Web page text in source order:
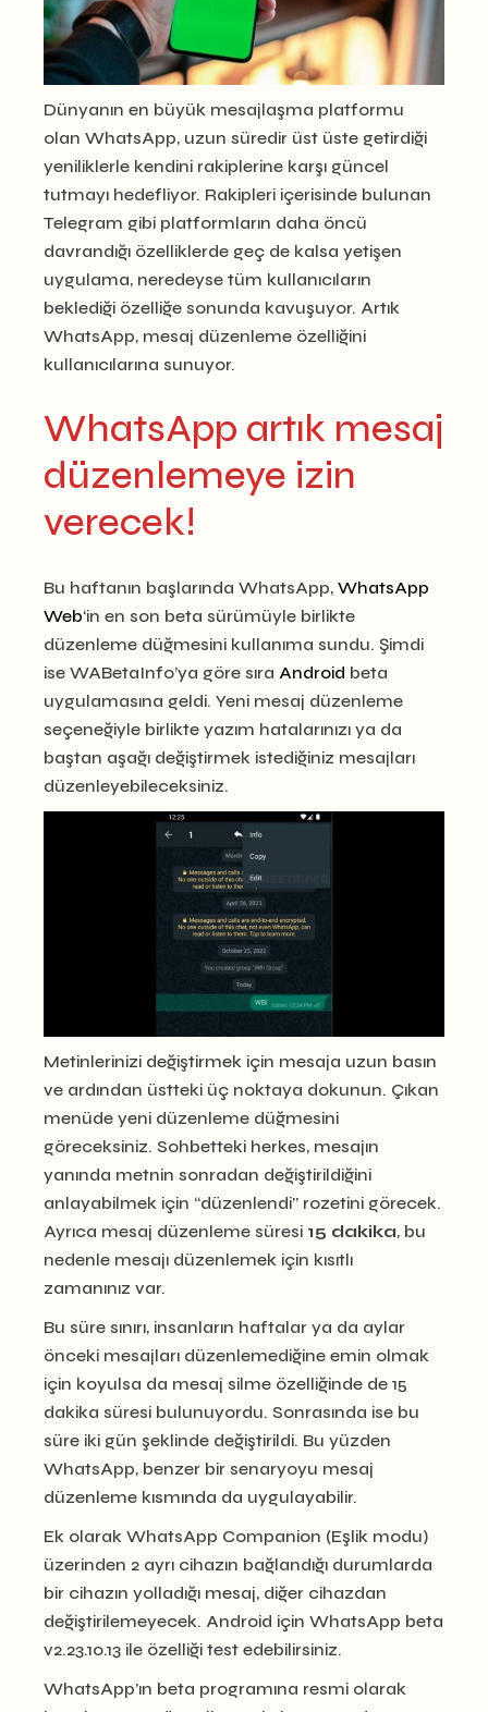
Dünyanın en büyük mesajlaşma platformu
olan WhatsApp, uzun süredir üst üste getirdiği
yeniliklerle kendini rakiplerine karşı güncel
tutmayı hedefliyor. Rakipleri içerisinde bulunan
Telegram gibi platformların daha öncü
davrandığı özelliklerde geç de kalsa yetişen
uygulama, neredeyse tüm kullanıcıların
beklediği özelliğe sonunda kavuşuyor. Artık
WhatsApp, mesaj düzenleme özelliğini
kullanıcılarına sunuyor.
WhatsApp artık mesaj
düzenlemeye izin
verecek!
Bu haftanın başlarında WhatsApp,WhatsApp
Web‘in en son beta sürümüyle birlikte
düzenleme düğmesini kullanıma sundu. Şimdi
ise WABetaInfo’ya göre sıra Android beta
uygulamasına geldi. Yeni mesaj düzenleme
seçeneğiyle birlikte yazım hatalarınızı ya da
baştan aşağı değiştirmek istediğiniz mesajları
düzenleyebileceksiniz.
Metinlerinizi değiştirmek için mesaja uzun basın
ve ardından üstteki üç noktaya dokunun. Çıkan
menüde yeni düzenleme düğmesini
göreceksiniz. Sohbetteki herkes, mesajın
yanında metnin sonradan değiştirildiğini
anlayabilmek için “düzenlendi” rozetini görecek.
Ayrıca mesaj düzenleme süresi 15 dakika, bu
nedenle mesajı düzenlemek için kısıtlı
zamanınız var.
Bu süre sınırı, insanların haftalar ya da aylar
önceki mesajları düzenlemediğine emin olmak
için koyulsa da mesaj silme özelliğinde de 15
dakika süresi bulunuyordu. Sonrasında ise bu
süre iki gün şeklinde değiştirildi. Bu yüzden
WhatsApp, benzer bir senaryoyu mesaj
düzenleme kısmında da uygulayabilir.
Ek olarak WhatsApp Companion (Eşlik modu)
üzerinden 2 ayrı cihazın bağlandığı durumlarda
bir cihazın yolladığı mesaj, diğer cihazdan
değiştirilemeyecek. Android için WhatsApp beta
v2.23.10.13 ile özelliği test edebilirsiniz.
WhatsApp’ın beta programına resmi olarak